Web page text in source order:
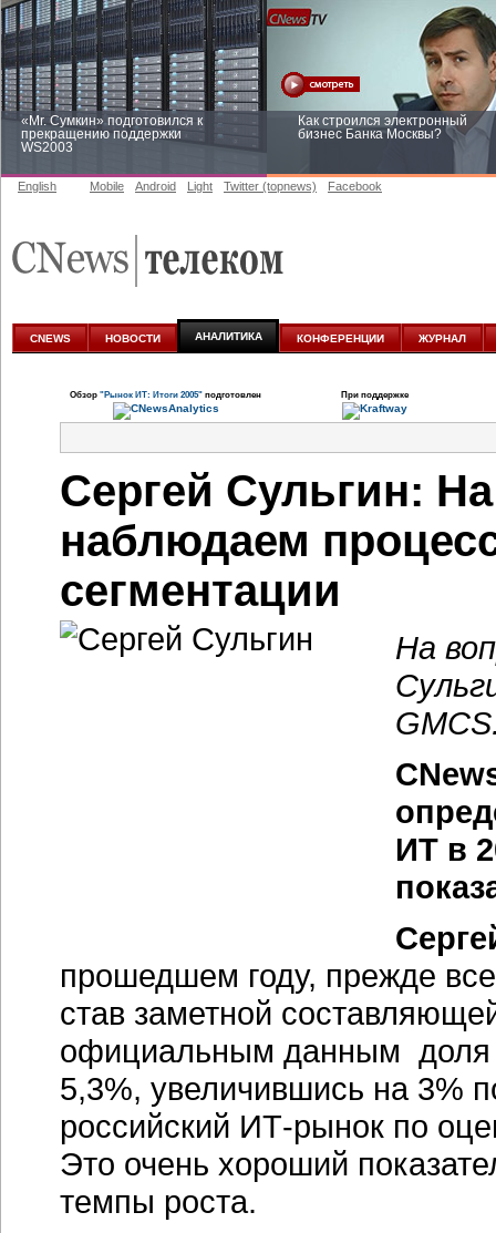
«Mr. Сумкин» подготовился к
прекращению поддержки
WS2003
Как строился электронный
бизнес Банка Москвы?
аналитике
English Mobile Android Light Twitter (topnews) Facebook
CNEWS НОВОСТИ АНАЛИТИКА КОНФЕРЕНЦИИ ЖУРНАЛ
Обзор "Рынок ИТ: Итоги 2005" подготовлен При поддержке
Сергей Сульгин:
наблюдаем
сегментации
На
ИТ в
прошедшем году, прежде
став заметной
официальным данным доля
5,3%, увеличившись на 3%
российский ИТ-рынок по
Это очень хороший
темпы роста.